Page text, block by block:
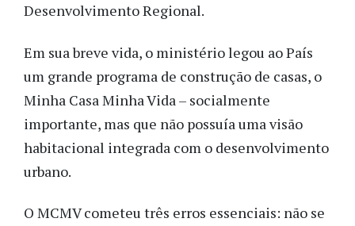
Desenvolvimento Regional.
Em sua breve vida, o ministério legou ao País
um grande programa de construção de casas, o
Minha Casa Minha Vida – socialmente
importante, mas que não possuía uma visão
habitacional integrada com o desenvolvimento
urbano.
O MCMV cometeu três erros essenciais: não se